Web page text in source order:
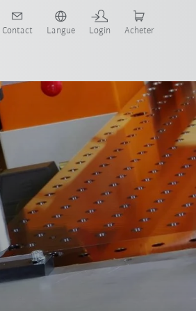
Contact Langue Login Acheter